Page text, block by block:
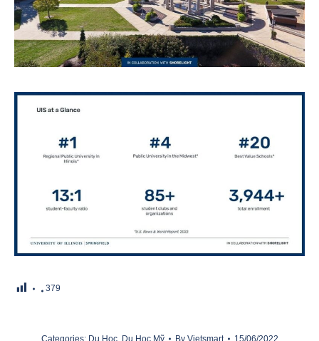
379
Categories: Du Học, Du Học Mỹ By Vietsmart 15/06/2022